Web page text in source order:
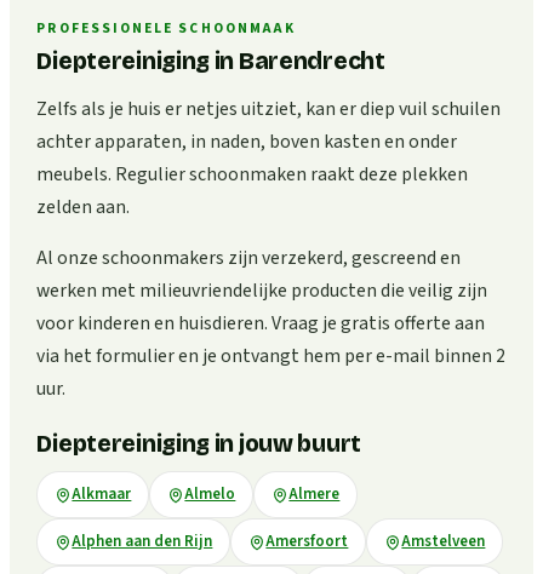
PROFESSIONELE SCHOONMAAK
Dieptereiniging in Barendrecht
Zelfs als je huis er netjes uitziet, kan er diep vuil schuilen
achter apparaten, in naden, boven kasten en onder
meubels. Regulier schoonmaken raakt deze plekken
zelden aan.
Al onze schoonmakers zijn verzekerd, gescreend en
werken met milieuvriendelijke producten die veilig zijn
voor kinderen en huisdieren. Vraag je gratis offerte aan
via het formulier en je ontvangt hem per e-mail binnen 2
uur.
Dieptereiniging in jouw buurt
Alkmaar Almelo Almere
Alphen aan den Rijn Amersfoort Amstelveen